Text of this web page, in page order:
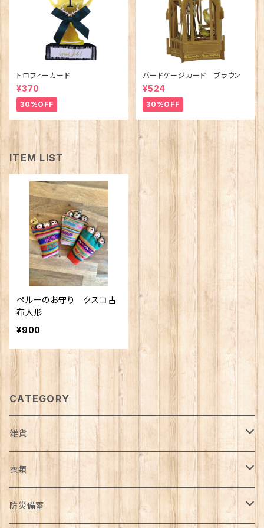
トロフィーカード
¥370
30%OFF
バードケージカード ブラウン
¥524
30%OFF
ITEM LIST
ペルーのお守り クスコ古
布人形
¥900
CATEGORY
雑貨
日用品雑貨
インテリア
服飾雑貨
衣類
アウター
防災備蓄